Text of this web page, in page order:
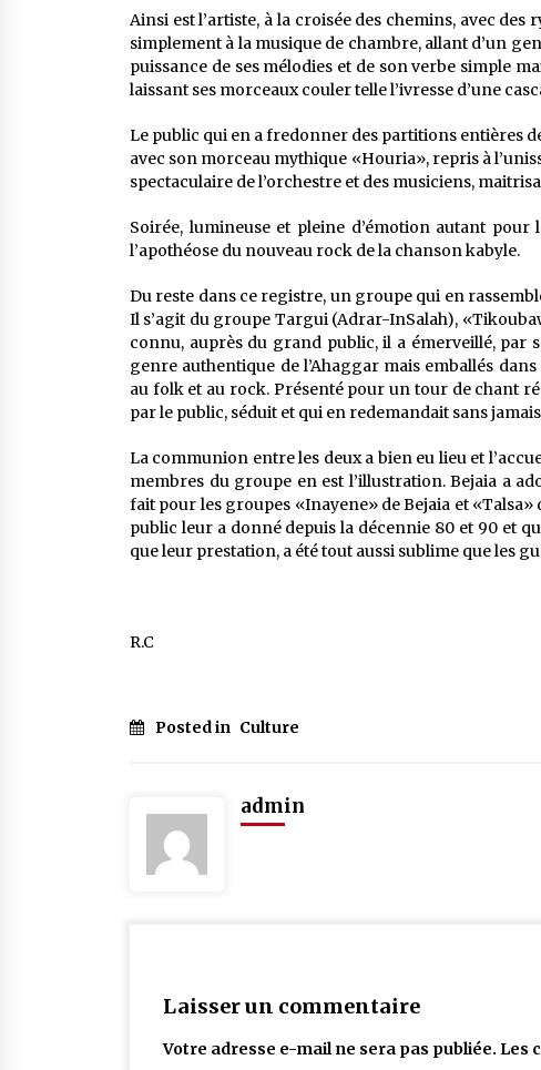
Ainsi est l’artiste, à la croisée des chemins, avec
simplement à la musique de chambre, allant d’un
puissance de ses mélodies et de son verbe simple
laissant ses morceaux couler telle l’ivresse d’une
Le public qui en a fredonner des partitions entières
avec son morceau mythique «Houria», repris à
spectaculaire de l’orchestre et des musiciens,
Soirée, lumineuse et pleine d’émotion autant
l’apothéose du nouveau rock de la chanson kabyle.
Du reste dans ce registre, un groupe qui en
Il s’agit du groupe Targui (Adrar-InSalah),
connu, auprès du grand public, il a émerveillé, par
genre authentique de l’Ahaggar mais emballés
au folk et au rock. Présenté pour un tour de chant
par le public, séduit et qui en redemandait sans
La communion entre les deux a bien eu lieu et
membres du groupe en est l’illustration. Bejaia a
fait pour les groupes «Inayene» de Bejaia et «Talsa»
public leur a donné depuis la décennie 80 et 90 et
que leur prestation, a été tout aussi sublime que les
R.C
Posted in Culture
admin
Laisser un commentaire
Votre adresse e-mail ne sera pas publiée. Les